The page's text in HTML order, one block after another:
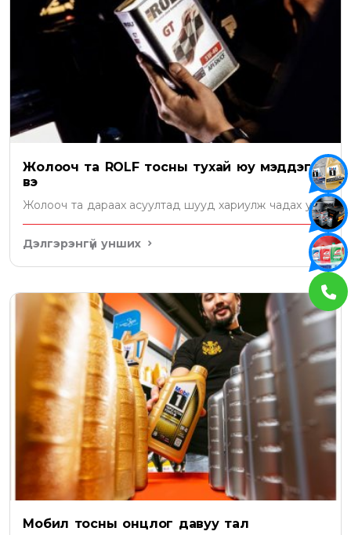
Жолооч та ROLF тосны тухай юу мэддэг
вэ
Жолооч та дараах асуултад шууд хариулж чадах уу?
Дэлгэрэнгүй унших
Мобил тосны онцлог давуу тал